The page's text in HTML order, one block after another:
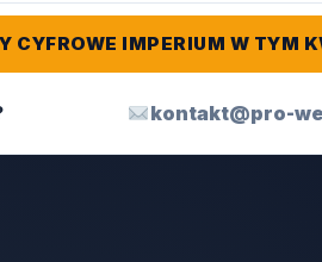
IMPERIUM W TYM
kontakt@pro-